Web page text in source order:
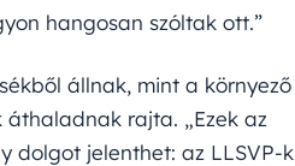
hangosan szóltak ott.”
állnak, mint a környező
rajta. „Ezek az
dolgot jelenthet: az LLSVP-k